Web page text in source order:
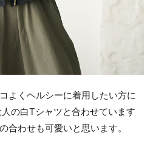
よくヘルシーに着用したい方に
の白Tシャツと合わせています
合わせも可愛いと思います。